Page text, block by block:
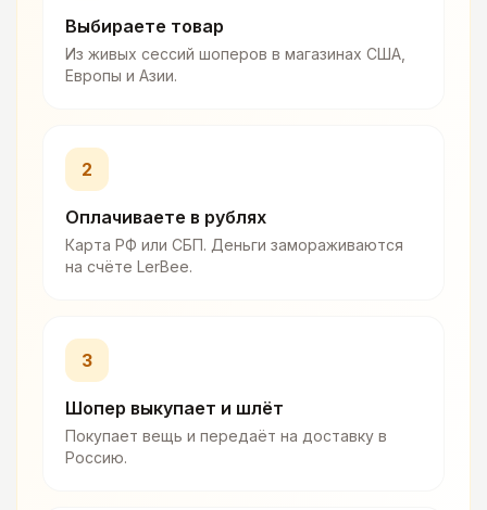
Выбираете товар
Из живых сессий шоперов в магазинах США,
Европы и Азии.
2
Оплачиваете в рублях
Карта РФ или СБП. Деньги замораживаются
на счёте LerBee.
3
Шопер выкупает и шлёт
Покупает вещь и передаёт на доставку в
Россию.